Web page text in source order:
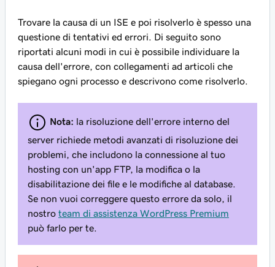
Trovare la causa di un ISE e poi risolverlo è spesso una
questione di tentativi ed errori. Di seguito sono
riportati alcuni modi in cui è possibile individuare la
causa dell'errore, con collegamenti ad articoli che
spiegano ogni processo e descrivono come risolverlo.
Nota: la risoluzione dell'errore interno del
server richiede metodi avanzati di risoluzione dei
problemi, che includono la connessione al tuo
hosting con un'app FTP, la modifica o la
disabilitazione dei file e le modifiche al database.
Se non vuoi correggere questo errore da solo, il
nostro team di assistenza WordPress Premium
può farlo per te.